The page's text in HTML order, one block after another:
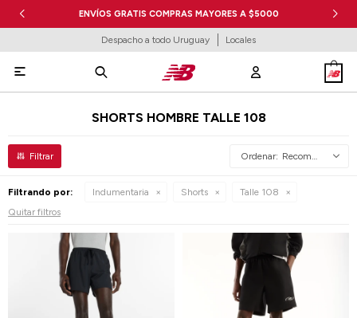
ENVÍOS GRATIS COMPRAS MAYORES A $5000
Despacho a todo Uruguay Locales

SHORTS HOMBRE TALLE 108
Recomendados
Filtrando por: Indumentaria Shorts
Talle 108
Quitar filtros